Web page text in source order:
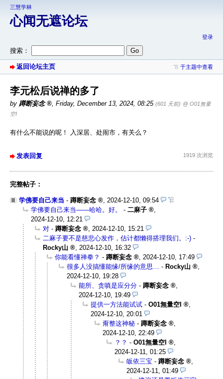
三慧学林
心闻无遮论坛
登录
搜索：
返回论坛主页 于主题中查看
李元松后说禅的多了
by 蹲断妄念 , Friday, December 13, 2024, 08:25 (601 天前) @ O01無量
空I
有什么不能说的呢！ 入深居、处闹市，有关么？
发表回复 1919 次浏览
完整帖子：
学佛要自己来当 - 蹲断妄念
2024-12-10, 09:54
学佛要自己来当——哈哈。好。
- 二麻子
2024-12-10, 12:21
对 - 蹲断妄念
2024-12-10, 15:21
二麻子要不是慈悲心发作，估计都懒得搭理我们。:-) -
Rocky山
2024-12-10, 16:32
你能看懂禅拳？ - 蹲断妄念
2024-12-10, 17:49
很多人没搞懂能缘/所缘的意思…
- Rocky山
2024-12-10, 19:28
能所、贪嗔是应分分 - 蹲断妄念
2024-12-10, 19:49
提供一方法能试试 - O01無量空I
2024-12-10, 20:01
甭整这神秘 - 蹲断妄念
2024-12-10, 22:49
？？ - O01無量空I
2024-12-11, 01:25
皈依三宝 - 蹲断妄念
2024-12-11, 01:49